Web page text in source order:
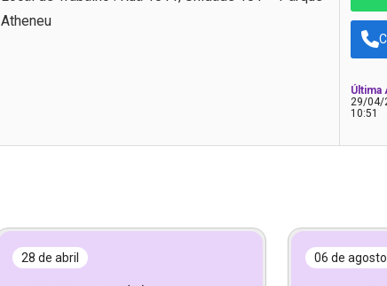
Atheneu
Última
29/04/
10:51
28 de abril 06 de agosto